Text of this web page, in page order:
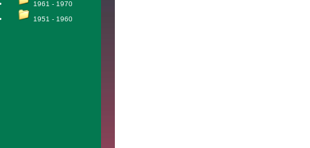
1961 - 1970
1951 - 1960